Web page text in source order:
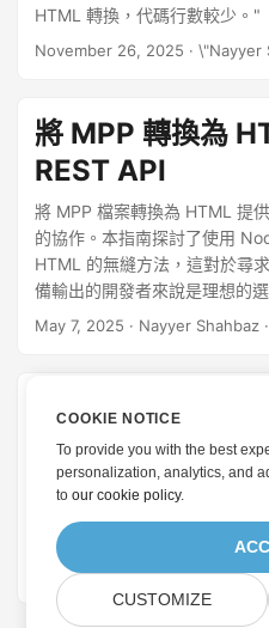
HTML 轉換，代碼行數較少。"
November 26, 2025 · \"Nayyer
將 MPP 轉換為
REST API
將 MPP 檔案轉換為 HTML 提
的協作。本指南探討了使用
HTML 的無縫方法，這對於尋
備輸出的開發者來說是理想的選
May 7, 2025 · Nayyer Shahbaz
使用 .NET
HTML 的轉換
將 MPP 檔案轉換為 HTML 為
無縫轉換為 HTML 的過程，從
October 24, 2023· 內耶·沙赫巴
COOKIE NOTICE
To provide you with the best
personalization, analytics, and
toour cookie policy.
CUSTOMIZE